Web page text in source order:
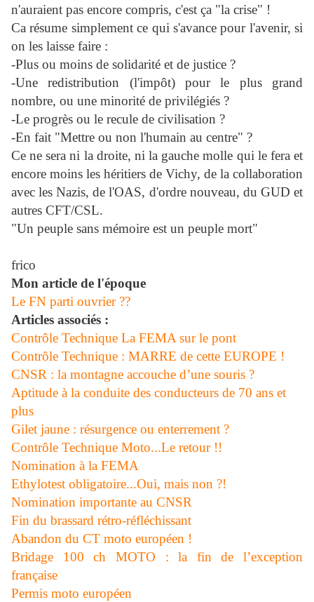
n'auraient pas encore compris, c'est ça "la crise" !
Ca résume simplement ce qui s'avance pour l'avenir, si
on les laisse faire :
-Plus ou moins de solidarité et de justice ?
-Une redistribution (l'impôt) pour le plus grand
nombre, ou une minorité de privilégiés ?
-Le progrès ou le recule de civilisation ?
-En fait "Mettre ou non l'humain au centre" ?
Ce ne sera ni la droite, ni la gauche molle qui le fera et
encore moins les héritiers de Vichy, de la collaboration
avec les Nazis, de l'OAS, d'ordre nouveau, du GUD et
autres CFT/CSL.
"Un peuple sans mémoire est un peuple mort"
frico
Mon article de l'époque
Le FN parti ouvrier ??
Articles associés :
Contrôle Technique La FEMA sur le pont
Contrôle Technique : MARRE de cette EUROPE !
CNSR : la montagne accouche d’une souris ?
Aptitude à la conduite des conducteurs de 70 ans et
plus
Gilet jaune : résurgence ou enterrement ?
Contrôle Technique Moto...Le retour !!
Nomination à la FEMA
Ethylotest obligatoire...Oui, mais non ?!
Nomination importante au CNSR
Fin du brassard rétro-réfléchissant
Abandon du CT moto européen !
Bridage 100 ch MOTO : la fin de l’exception
française
Permis moto européen